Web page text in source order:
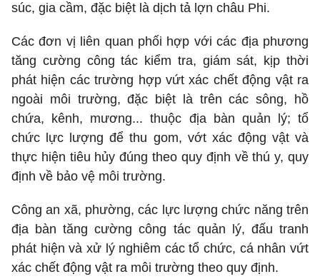
súc, gia cầm, đặc biệt là dịch tả lợn châu Phi.
Các đơn vị liên quan phối hợp với các địa phương
tăng cường công tác kiểm tra, giám sát, kịp thời
phát hiện các trường hợp vứt xác chết động vật ra
ngoài môi trường, đặc biệt là trên các sông, hồ
chứa, kênh, mương... thuộc địa bàn quản lý; tổ
chức lực lượng để thu gom, vớt xác động vật và
thực hiện tiêu hủy đúng theo quy định về thú y, quy
định về bảo vệ môi trường.
Công an xã, phường, các lực lượng chức năng trên
địa bàn tăng cường công tác quản lý, đấu tranh
phát hiện và xử lý nghiêm các tổ chức, cá nhân vứt
xác chết động vật ra môi trường theo quy định.